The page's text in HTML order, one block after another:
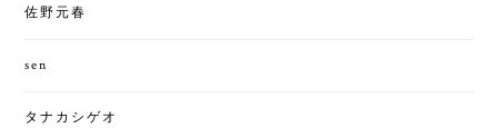
佐野元春
sen
タナカシゲオ